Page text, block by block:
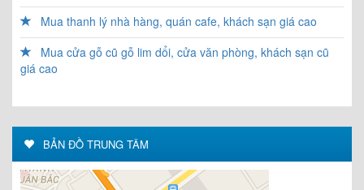
Mua thanh lý nhà hàng, quán cafe, khách sạn giá cao
Mua cửa gỗ cũ gỗ lim dổi, cửa văn phòng, khách sạn cũ
giá cao
BẢN ĐỒ TRUNG TÂM